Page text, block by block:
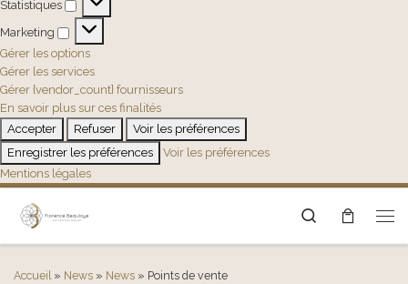
Statistiques
Marketing
Gérer les options
Gérer les services
Gérer {vendor_count} fournisseurs
En savoir plus sur ces finalités
Accepter
Refuser
Voir les préférences
Enregistrer les préférences
Voir les préférences
Mentions légales
Search
Accueil » News » News » Points de vente